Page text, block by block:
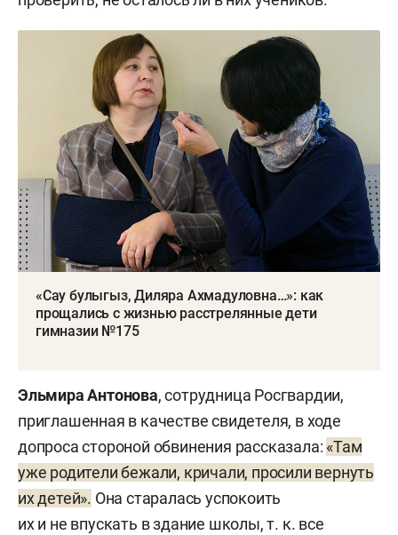
«Сау булыгыз, Диляра Ахмадуловна…»: как
прощались с жизнью расстрелянные дети
гимназии №175
Эльмира Антонова, сотрудница Росгвардии,
приглашенная в качестве свидетеля, в ходе
допроса стороной обвинения рассказала: «Там
уже родители бежали, кричали, просили вернуть
их детей». Она старалась успокоить
их и не впускать в здание школы, т. к. все